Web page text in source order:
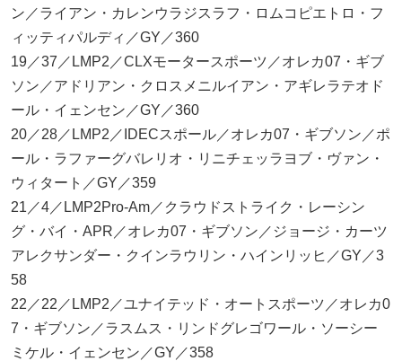
ン／ライアン・カレンウラジスラフ・ロムコピエトロ・フ
ィッティパルディ／GY／360
19／37／LMP2／CLXモータースポーツ／オレカ07・ギブ
ソン／アドリアン・クロスメニルイアン・アギレラテオド
ール・イェンセン／GY／360
20／28／LMP2／IDECスポール／オレカ07・ギブソン／ポ
ール・ラファーグバレリオ・リニチェッラヨブ・ヴァン・
ウィタート／GY／359
21／4／LMP2Pro-Am／クラウドストライク・レーシン
グ・バイ・APR／オレカ07・ギブソン／ジョージ・カーツ
アレクサンダー・クインラウリン・ハインリッヒ／GY／3
58
22／22／LMP2／ユナイテッド・オートスポーツ／オレカ0
7・ギブソン／ラスムス・リンドグレゴワール・ソーシー
ミケル・イェンセン／GY／358